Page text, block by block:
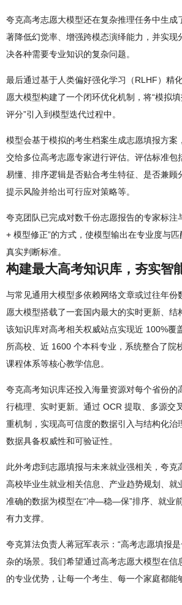
夸克高考志愿大模型还在复杂推理任务中生成
著降低幻觉率、增强跨模态演绎能力，并实现
决各种需要专业知识的复杂问题。
最后通过基于人类偏好强化学习（RLHF）精
愿大模型构建了一个闭环优化机制，将“模拟
评分”引入到模型迭代过程中。
模型会基于模拟的考生档案生成志愿填报方案
交给多位高考志愿专家进行评估。评估标准包
易懂、排序逻辑是否贴合考生特征、是否兼顾
提示风险并给出可行应对策略等。
夸克团队已完成对数千份志愿报告的专家标注
+ 模型修正”的方式，使模型输出在专业度与
真实判断标准。
构建最大高考知识库，夯实智
与常见通用大模型多依赖网络文章或过往年份
愿大模型搭载了一套国内最大的实时更新、结
该知识库对高考相关权威站点实现近 100%覆
所高校、近 1600 个本科专业，系统整合了院
课程体系等核心教学信息。
夸克高考知识库还投入海量资源对每个省份的
行梳理、实时更新。通过 OCR 提取、多源交
重机制，实现高可信度的数据引入与结构化治
数据具备权威性和可验证性。
此外考虑到志愿填报与未来就业强相关，夸克
高校毕业生就业相关信息、产业趋势规划、就
准确的数据为模型在“冲—稳—保”排序、就业
有力支撑。
夸克算法负责人蒋冠军表示：“高考志愿填报
杂的场景。我们希望通过高考志愿大模型在信
的专业优势，让每一个考生、每一个家庭都能